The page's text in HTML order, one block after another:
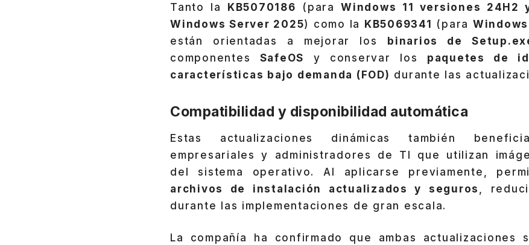
Tanto la KB5070186 (paraWindows 11 versiones 24H2
Windows Server 2025) como la KB5069341 (para
están orientadas a mejorar los binarios de
componentes SafeOS y conservar los paquetes de
características bajo demanda (FOD) durante las
Compatibilidad y disponibilidad automática
Estas actualizaciones dinámicas también
empresariales y administradores de TI que utilizan
del sistema operativo. Al aplicarse previamente,
archivos de instalación actualizados y seguros
,
durante las implementaciones de gran escala.
La compañía ha confirmado que ambas actualizaciones